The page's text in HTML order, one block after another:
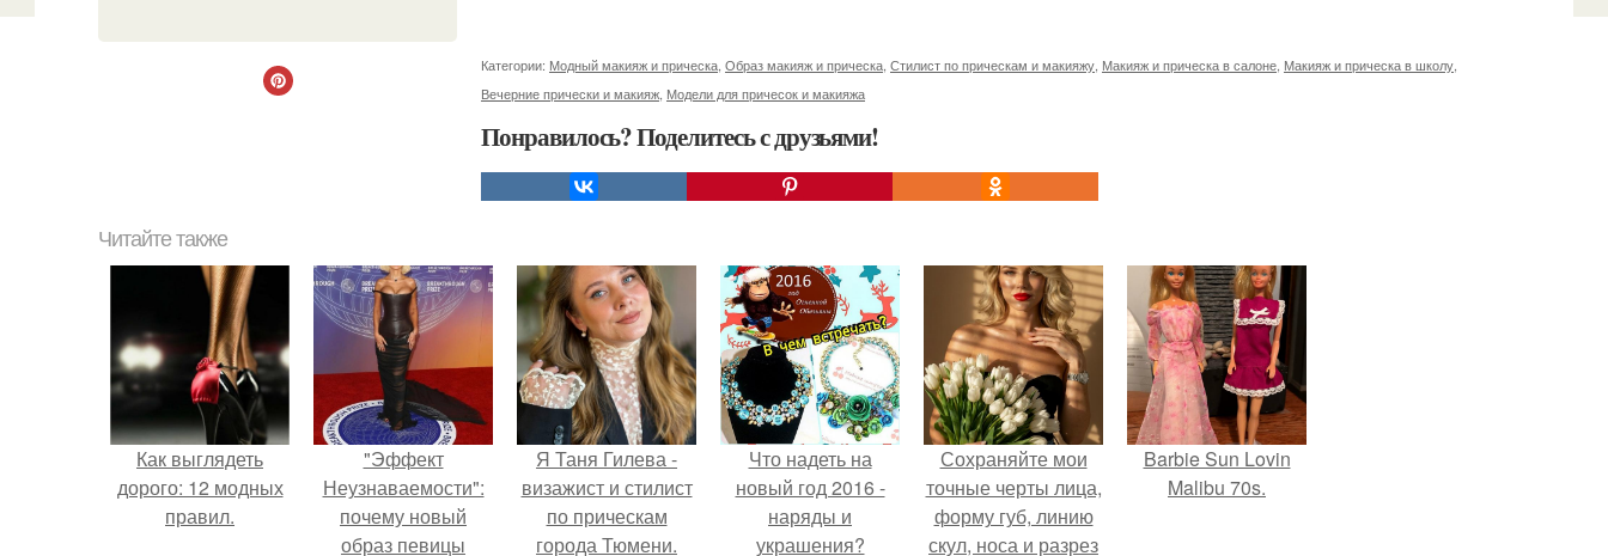
Категории: Модный макияж и прическа Образ макияж и прическа Стилист по прическам и макияжу Макияж и прическа в салоне Макияж и прическа в школу
Вечерние прически и макияж Модели для причесок и макияжа
Понравилось? Поделитесь с друзьями!
Читайте также
Как выглядеть
дорого: 12 модных
правил.
"Эффект
Неузнаваемости":
почему новый
образ певицы
Я Таня Гилева -
визажист и стилист
по прическам
города Тюмени.
Что надеть на
новый год 2016 -
наряды и
украшения?
Сохраняйте мои
точные черты лица,
форму губ, линию
скул, носа и разрез
Barbie Sun Lovin
Malibu 70s.